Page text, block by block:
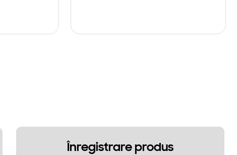
Înregistrare produs